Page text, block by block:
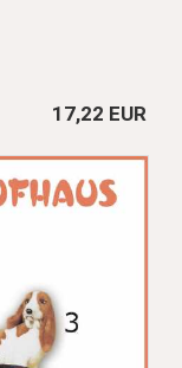
17,22 EUR